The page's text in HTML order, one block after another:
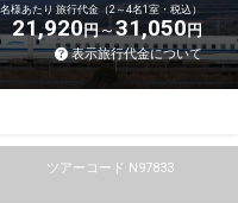
様あたり 旅行代金（2～4名1室・税込）
21,920円 31,050円
表示旅行代金について
ツアーコード N97833